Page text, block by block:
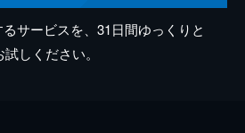
サービスを、31日間ゆっくりと
試しください。